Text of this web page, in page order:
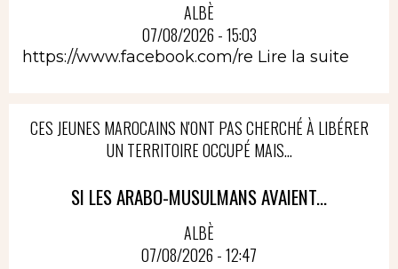
ALBÈ
07/08/2026 - 15:03
https://www.facebook.com/re Lire la suite
CES JEUNES MAROCAINS N'ONT PAS CHERCHÉ À LIBÉRER
UN TERRITOIRE OCCUPÉ MAIS...
SI LES ARABO-MUSULMANS AVAIENT...
ALBÈ
07/08/2026 - 12:47